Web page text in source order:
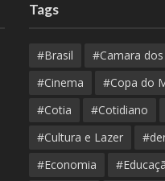
Tags
#Brasil
#Camara
#Cinema
#Copa do
#Cotia
#Cotidiano
#Cultura e Lazer
#Economia